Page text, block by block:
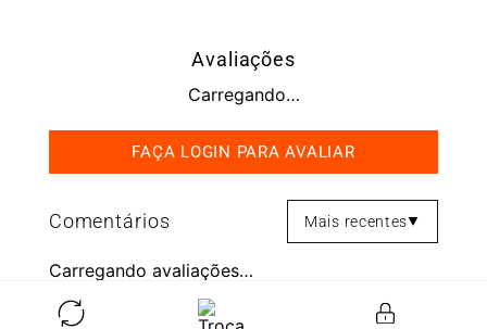
Avaliações
Carregando…
Mais recentes
Carregando avaliações…